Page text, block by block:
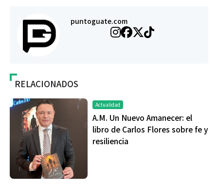
puntoguate.com
RELACIONADOS
Actualidad
A.M. Un Nuevo Amanecer: el
libro de Carlos Flores sobre fe y
resiliencia